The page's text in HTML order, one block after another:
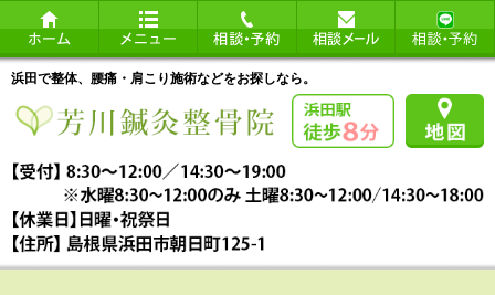
浜田で整体、腰痛・肩こり施術などをお探しなら。